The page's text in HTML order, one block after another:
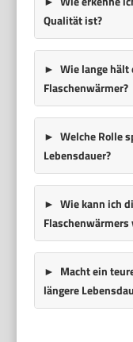
Qualität ist?
Wie lange
Flaschenwärmer?
Welche Rolle
Lebensdauer?
Wie kann ich
Flaschenwärmers
Macht ein
längere